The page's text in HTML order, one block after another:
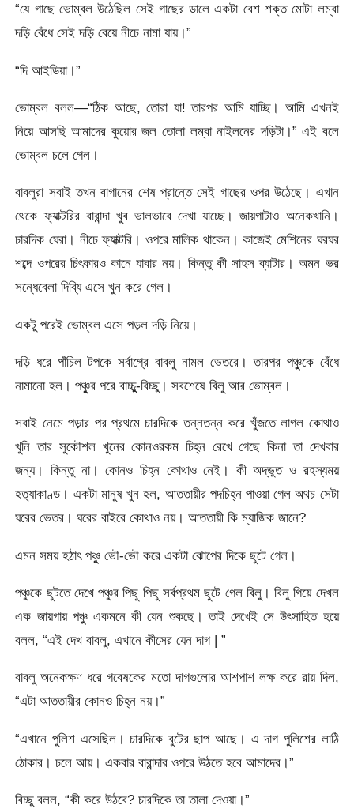
“যে গাছে ভোম্বল উঠেছিল সেই গাছের ডালে একটা বেশ শক্ত মোটা লম্বা
দড়ি বেঁধে সেই দড়ি বেয়ে নীচে নামা যায়।”
“দি আইডিয়া।”
ভোম্বল বলল—“ঠিক আছে, তোরা যা! তারপর আমি যাচ্ছি। আমি এখনই
নিয়ে আসছি আমাদের কুয়োর জল তোলা লম্বা নাইলনের দড়িটা।” এই বলে
ভোম্বল চলে গেল।
বাবলুরা সবাই তখন বাগানের শেষ প্রান্তে সেই গাছের ওপর উঠেছে। এখান
থেকে ফ্যাক্টরির বারান্দা খুব ভালভাবে দেখা যাচ্ছে। জায়গাটাও অনেকখানি।
চারদিক ঘেরা। নীচে ফ্যাক্টরি। ওপরে মালিক থাকেন। কাজেই মেশিনের ঘরঘর
শব্দে ওপরের চিৎকারও কানে যাবার নয়। কিন্তু কী সাহস ব্যাটার। অমন ভর
সন্ধেবেলা দিব্যি এসে খুন করে গেল।
একটু পরেই ভোম্বল এসে পড়ল দড়ি নিয়ে।
দড়ি ধরে পাঁচিল টপকে সর্বাগ্রে বাবলু নামল ভেতরে। তারপর পঞ্চুুকে বেঁধে
নামানো হল। পঞ্চুুর পরে বাচ্চুু-বিচ্ছু। সবশেষে বিলু আর ভোম্বল।
সবাই নেমে পড়ার পর প্রথমে চারদিকে তন্নতন্ন করে খুঁজতে লাগল কোথাও
খুনি তার সুকৌশল খুনের কোনওরকম চিহ্ন রেখে গেছে কিনা তা দেখবার
জন্য। কিন্তু না। কোনও চিহ্ন কোথাও নেই। কী অদ্ভুত ও রহস্যময়
হত্যাকাণ্ড। একটা মানুষ খুন হল, আততায়ীর পদচিহ্ন পাওয়া গেল অথচ সেটা
ঘরের ভেতর। ঘরের বাইরে কোথাও নয়। আততায়ী কি ম্যাজিক জানে?
এমন সময় হঠাৎ পঞ্চুু ভৌ-ভৌ করে একটা ঝোপের দিকে ছুটে গেল।
পঞ্চুকে ছুটতে দেখে পঞ্চুর পিছু পিছু সর্বপ্রথম ছুটে গেল বিলু। বিলু গিয়ে দেখল
এক জায়গায় পঞ্চুু একমনে কী যেন শুকছে। তাই দেখেই সে উৎসাহিত হয়ে
বলল, “এই দেখ বাবলু, এখানে কীসের যেন দাগ | ”
বাবলু অনেকক্ষণ ধরে গবেষকের মতো দাগগুলোর আশপাশ লক্ষ করে রায় দিল,
“এটা আততায়ীর কোনও চিহ্ন নয়।”
“এখানে পুলিশ এসেছিল। চারদিকে বুটের ছাপ আছে। এ দাগ পুলিশের লাঠি
ঠোকার। চলে আয়। একবার বারান্দার ওপরে উঠতে হবে আমাদের।”
বিচ্ছু বলল, “কী করে উঠবে? চারদিকে তা তালা দেওয়া।”